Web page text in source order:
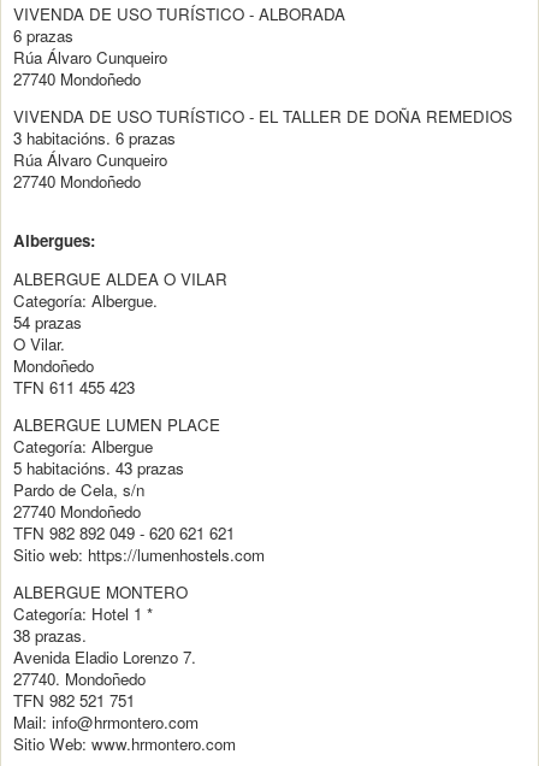
VIVENDA DE USO TURÍSTICO - ALBORADA
6 prazas
Rúa Álvaro Cunqueiro
27740 Mondoñedo
VIVENDA DE USO TURÍSTICO - EL TALLER DE DOÑA REMEDIOS
3 habitacións. 6 prazas
Rúa Álvaro Cunqueiro
27740 Mondoñedo
Albergues:
ALBERGUE ALDEA O VILAR
Categoría: Albergue.
54 prazas
O Vilar.
Mondoñedo
TFN 611 455 423
ALBERGUE LUMEN PLACE
Categoría: Albergue
5 habitacións. 43 prazas
Pardo de Cela, s/n
27740 Mondoñedo
TFN 982 892 049 - 620 621 621
Sitio web: https://lumenhostels.com
ALBERGUE MONTERO
Categoría: Hotel 1 *
38 prazas.
Avenida Eladio Lorenzo 7.
27740. Mondoñedo
TFN 982 521 751
Mail: info@hrmontero.com
Sitio Web: www.hrmontero.com